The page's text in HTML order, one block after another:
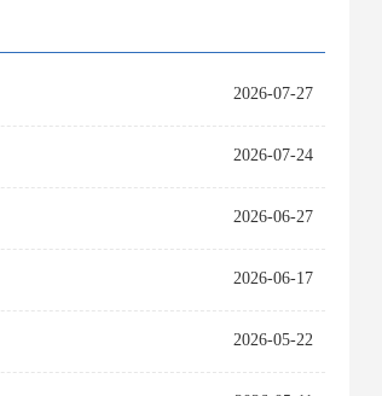
2026-07-27
2026-07-24
2026-06-27
2026-06-17
2026-05-22